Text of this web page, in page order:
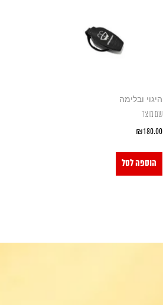
היגוי ובלימה
שם מוצר
₪180.00
הוספה לסל